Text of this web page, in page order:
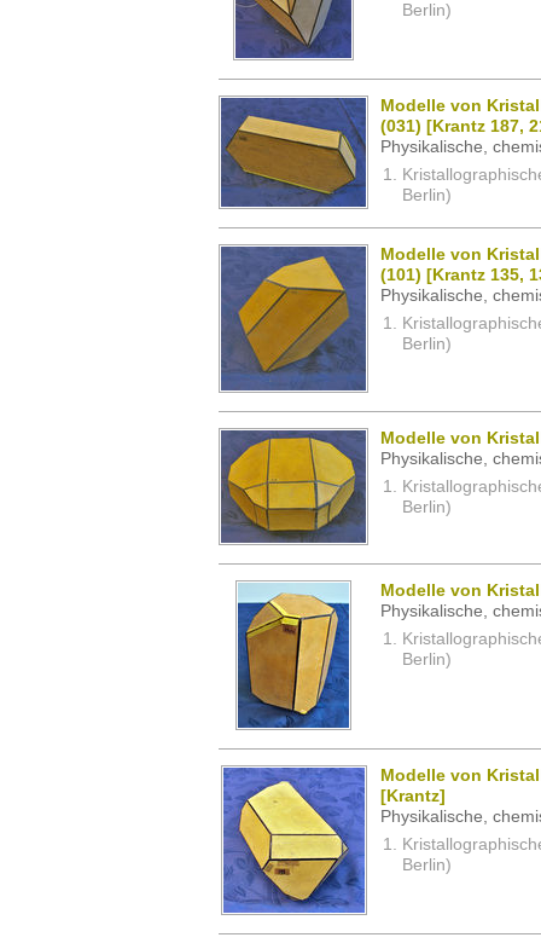
Berlin)
Modelle von
(031) [Krantz 187,
Physikalische,
Berlin)
Modelle von
(101) [Krantz 135,
Physikalische,
Berlin)
Modelle von
Physikalische,
Berlin)
Modelle von
Physikalische,
Berlin)
Modelle von
[Krantz]
Physikalische,
Berlin)